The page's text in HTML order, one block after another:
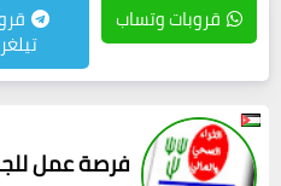
قروبات وتساب
فرصة عمل